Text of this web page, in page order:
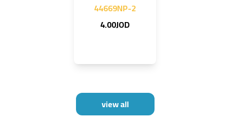
44669NP-2
4.00JOD
view all